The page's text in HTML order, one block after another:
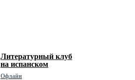
Литературный клуб
на испанском
Офлайн